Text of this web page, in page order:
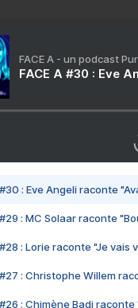
FACE A - un podcast
FACE A #30 : Eve
#30 : Eve Angeli raconte
#29 : MC Solaar raconte
#28 : Lorie raconte "Je vais
#27 : Christophe Willem
#26 : Chimène Badi